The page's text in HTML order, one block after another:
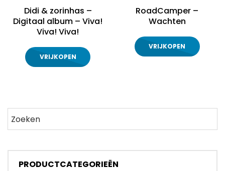
Didi & zorinhas –
Digitaal album – Viva!
Viva! Viva!
VRIJKOPEN
RoadCamper –
Wachten
VRIJKOPEN
PRODUCTCATEGORIEËN